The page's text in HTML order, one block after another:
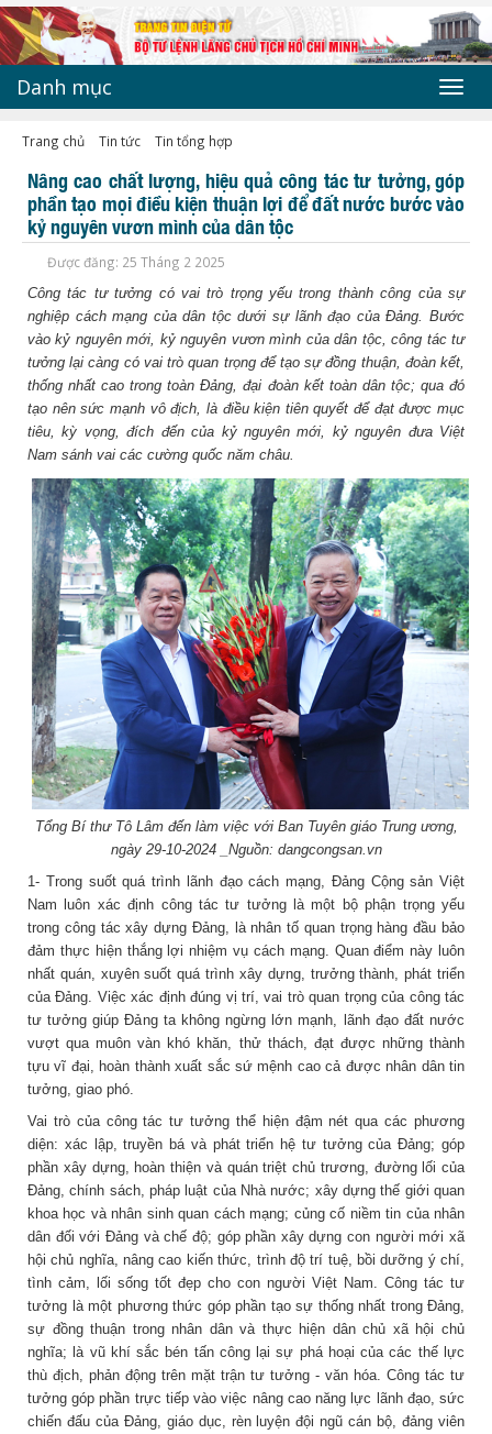
Danh mục
Trang chủ Tin tức Tin tổng hợp
Nâng cao chất lượng, hiệu quả công tác tư tưởng, góp
phần tạo mọi điều kiện thuận lợi để đất nước bước vào
kỷ nguyên vươn mình của dân tộc
Được đăng: 25 Tháng 2 2025
Công tác tư tưởng có vai trò trọng yếu trong thành công của sự
nghiệp cách mạng của dân tộc dưới sự lãnh đạo của Đảng. Bước
vào kỷ nguyên mới, kỷ nguyên vươn mình của dân tộc, công tác tư
tưởng lại càng có vai trò quan trọng để tạo sự đồng thuận, đoàn kết,
thống nhất cao trong toàn Đảng, đại đoàn kết toàn dân tộc; qua đó
tạo nên sức mạnh vô địch, là điều kiện tiên quyết để đạt được mục
tiêu, kỳ vọng, đích đến của kỷ nguyên mới, kỷ nguyên đưa Việt
Nam sánh vai các cường quốc năm châu.
Tổng Bí thư Tô Lâm đến làm việc với Ban Tuyên giáo Trung ương,
ngày 29-10-2024 _Nguồn: dangcongsan.vn
1- Trong suốt quá trình lãnh đạo cách mạng, Đảng Cộng sản Việt
Nam luôn xác định công tác tư tưởng là một bộ phận trọng yếu
trong công tác xây dựng Đảng, là nhân tố quan trọng hàng đầu bảo
đảm thực hiện thắng lợi nhiệm vụ cách mạng. Quan điểm này luôn
nhất quán, xuyên suốt quá trình xây dựng, trưởng thành, phát triển
của Đảng. Việc xác định đúng vị trí, vai trò quan trọng của công tác
tư tưởng giúp Đảng ta không ngừng lớn mạnh, lãnh đạo đất nước
vượt qua muôn vàn khó khăn, thử thách, đạt được những thành
tựu vĩ đại, hoàn thành xuất sắc sứ mệnh cao cả được nhân dân tin
tưởng, giao phó.
Vai trò của công tác tư tưởng thể hiện đậm nét qua các phương
diện: xác lập, truyền bá và phát triển hệ tư tưởng của Đảng; góp
phần xây dựng, hoàn thiện và quán triệt chủ trương, đường lối của
Đảng, chính sách, pháp luật của Nhà nước; xây dựng thế giới quan
khoa học và nhân sinh quan cách mạng; củng cố niềm tin của nhân
dân đối với Đảng và chế độ; góp phần xây dựng con người mới xã
hội chủ nghĩa, nâng cao kiến thức, trình độ trí tuệ, bồi dưỡng ý chí,
tình cảm, lối sống tốt đẹp cho con người Việt Nam. Công tác tư
tưởng là một phương thức góp phần tạo sự thống nhất trong Đảng,
sự đồng thuận trong nhân dân và thực hiện dân chủ xã hội chủ
nghĩa; là vũ khí sắc bén tấn công lại sự phá hoại của các thế lực
thù địch, phản động trên mặt trận tư tưởng - văn hóa. Công tác tư
tưởng góp phần trực tiếp vào việc nâng cao năng lực lãnh đạo, sức
chiến đấu của Đảng, giáo dục, rèn luyện đội ngũ cán bộ, đảng viên